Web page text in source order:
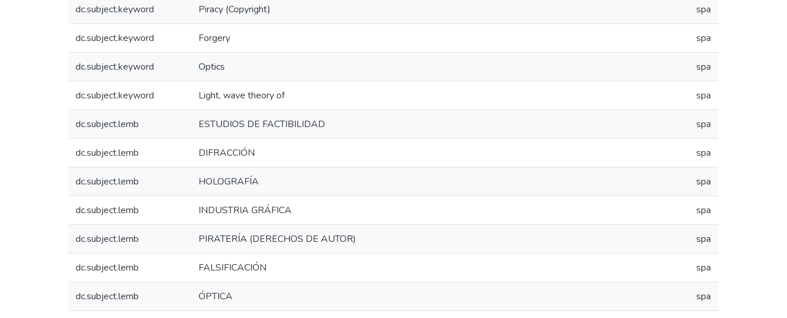
dc.subject.keyword Piracy (Copyright) spa
dc.subject.keyword Forgery spa
dc.subject.keyword Optics spa
dc.subject.keyword Light, wave theory of spa
dc.subject.lemb ESTUDIOS DE FACTIBILIDAD spa
dc.subject.lemb DIFRACCIÓN spa
dc.subject.lemb HOLOGRAFÍA spa
dc.subject.lemb INDUSTRIA GRÁFICA spa
dc.subject.lemb PIRATERÍA (DERECHOS DE AUTOR) spa
dc.subject.lemb FALSIFICACIÓN spa
dc.subject.lemb ÓPTICA spa